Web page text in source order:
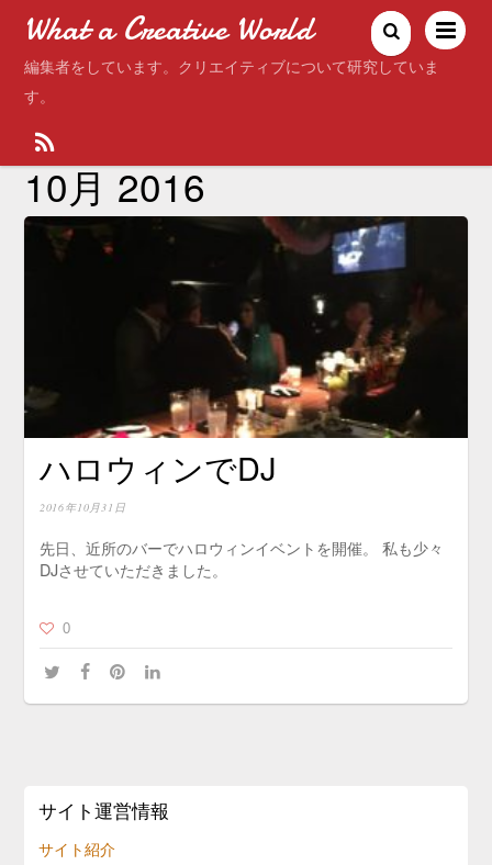
What a Creative World
編集者をしています。クリエイティブについて研究していま
す。
10月 2016
ハロウィンでDJ
2016年10月31日
先日、近所のバーでハロウィンイベントを開催。 私も少々
DJさせていただきました。
0
サイト運営情報
サイト紹介